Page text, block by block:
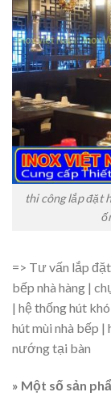
thi công lắp đặt
=> Tư vấn lắp
bếp nhà hàng |
| hệ thống hút
hút mùi nhà bếp |
nướng tại bàn
» Một số sản